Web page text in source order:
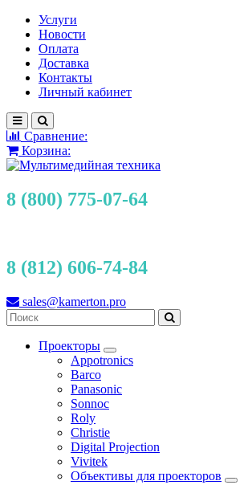
Услуги
Новости
Оплата
Доставка
Контакты
Личный кабинет
Сравнение:
Корзина:
8 (800) 775-07-64
8 (812) 606-74-84
sales@kamerton.pro
Проекторы
Appotronics
Barco
Panasonic
Sonnoc
Roly
Christie
Digital Projection
Vivitek
Объективы для проекторов